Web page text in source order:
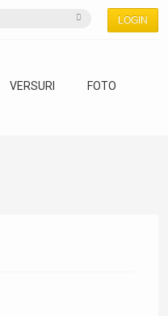
LOGIN
VERSURI FOTO